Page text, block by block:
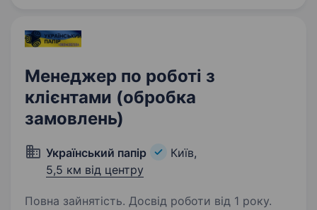
Менеджер по роботі з
клієнтами (обробка
замовлень)
Український папір
Київ,
5,5 км від центру
Повна зайнятість. Досвід роботи від 1 року.